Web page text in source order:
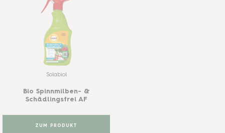
Solabiol
Bio Spinnmilben- &
Schädlingsfrei AF
ZUM PRODUKT